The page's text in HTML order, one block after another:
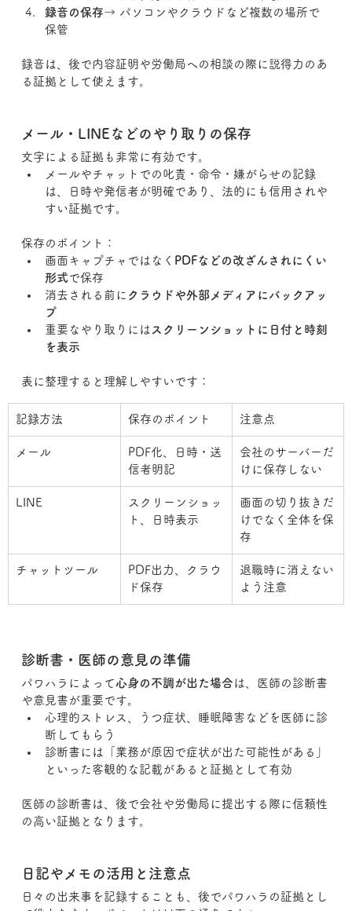
録音の保存→ パソコンやクラウドなど複数の場所で
保管
録音は、後で内容証明や労働局への相談の際に説得力のあ
る証拠として使えます。
メール・LINEなどのやり取りの保存
文字による証拠も非常に有効です。
メールやチャットでの叱責・命令・嫌がらせの記録
は、日時や発信者が明確であり、法的にも信用されや
すい証拠です。
保存のポイント：
画面キャプチャではなく PDFなどの改ざんされにくい
形式で保存
消去される前に クラウドや外部メディアにバックアッ
プ
重要なやり取りには スクリーンショットに日付と時刻
を表示
表に整理すると理解しやすいです：
記録方法 保存のポイント 注意点
メール
PDF化、日時・送
信者明記
会社のサーバーだ
けに保存しない
LINE
スクリーンショッ
ト、日時表示
画面の切り抜きだ
けでなく全体を保
存
チャットツール
PDF出力、クラウ
ド保存
退職時に消えない
よう注意
診断書・医師の意見の準備
パワハラによって心身の不調が出た場合 は、医師の診断書
や意見書が重要です。
心理的ストレス、うつ症状、睡眠障害などを医師に診
断してもらう
診断書には「業務が原因で症状が出た可能性がある」
といった客観的な記載があると証拠として有効
医師の診断書は、後で会社や労働局に提出する際に信頼性
の高い証拠となります。
日記やメモの活用と注意点
日々の出来事を記録することも、後でパワハラの証拠とし